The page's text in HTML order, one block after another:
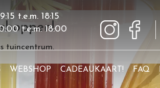
tuincentrum.
t.e.m. 18:15
t.e.m.18:00
WEBSHOP CADEAUKAART! FAQ